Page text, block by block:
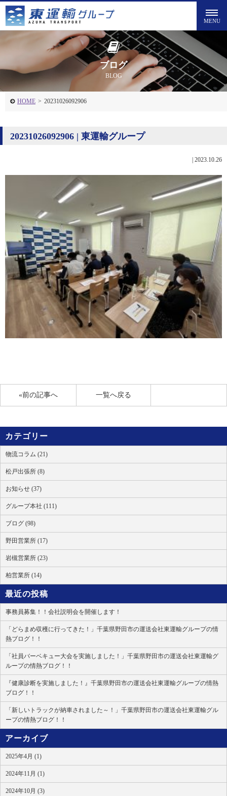
ブログ
BLOG
HOME > 20231026092906
20231026092906 | 東運輸グループ
2023.10.26
«前の記事へ 一覧へ戻る
カテゴリー
物流コラム (21)
松戸出張所 (8)
お知らせ (37)
グループ本社 (111)
ブログ (98)
野田営業所 (17)
岩槻営業所 (23)
柏営業所 (14)
最近の投稿
事務員募集！！会社説明会を開催します！
「どらまめ収穫に行ってきた！」千葉県野田市の運送会社東運輸グループの情
熱ブログ！！
「社員バーベキュー大会を実施しました！」千葉県野田市の運送会社東運輸グ
ループの情熱ブログ！！
『健康診断を実施しました！』千葉県野田市の運送会社東運輸グループの情熱
ブログ！！
「新しいトラックが納車されました～！」千葉県野田市の運送会社東運輸グル
ープの情熱ブログ！！
アーカイブ
2025年4月 (1)
2024年11月 (1)
2024年10月 (3)